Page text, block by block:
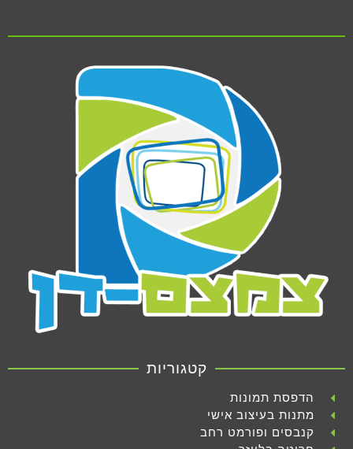
קטגוריות
הדפסת תמונות
מתנות בעיצוב אישי
קנבסים ופורמט רחב